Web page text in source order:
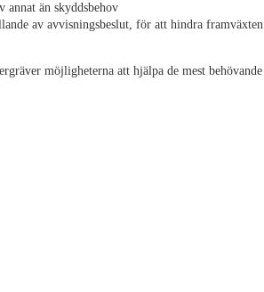
annat än skyddsbehov
av avvisningsbeslut, för att hindra framväxten
möjligheterna att hjälpa de mest behövande